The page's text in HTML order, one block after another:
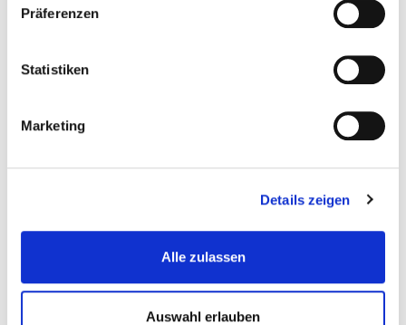
Präferenzen
Statistiken
Marketing
Details zeigen
Alle zulassen
Auswahl erlauben